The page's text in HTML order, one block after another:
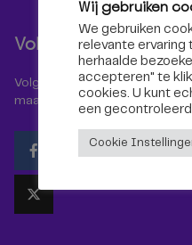
Volg ons!
Volg Omroep Tilburg niet
maar ook via social media!
Wij gebruiken
We gebruiken
relevante ervaring
herhaalde
accepteren" te
cookies. U kunt
een
Cookie